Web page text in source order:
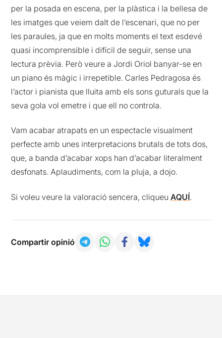
per la posada en escena, per la plàstica i la bellesa de
les imatges que veiem dalt de l’escenari, que no per
les paraules, ja que en molts moments el text esdevé
quasi incomprensible i difícil de seguir, sense una
lectura prèvia. Però veure a Jordi Oriol banyar-se en
un piano és màgic i irrepetible. Carles Pedragosa és
l’actor i pianista que lluita amb els sons guturals que la
seva gola vol emetre i que ell no controla.
Vam acabar atrapats en un espectacle visualment
perfecte amb unes interpretacions brutals de tots dos,
que, a banda d’acabar xops han d’acabar literalment
desfonats. Aplaudiments, com la pluja, a dojo.
Si voleu veure la valoració sencera, cliqueuAQUÍ.
Compartir opinió